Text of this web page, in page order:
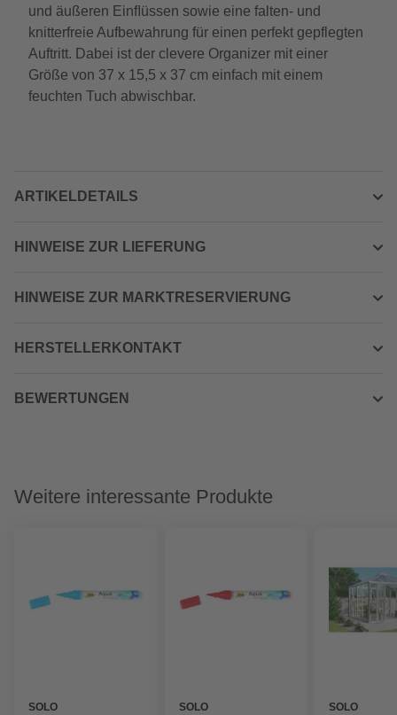
und äußeren Einﬂüssen sowie eine falten- und
knitterfreie Aufbewahrung für einen perfekt gepflegten
Auftritt. Dabei ist der clevere Organizer mit einer
Größe von 37 x 15,5 x 37 cm einfach mit einem
feuchten Tuch abwischbar.
ARTIKELDETAILS
HINWEISE ZUR LIEFERUNG
HINWEISE ZUR MARKTRESERVIERUNG
HERSTELLERKONTAKT
BEWERTUNGEN
Weitere interessante Produkte
SOLO
SOLO
SOLO